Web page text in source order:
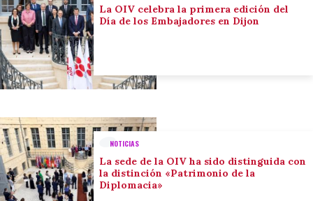
La OIV celebra la primera edición del
Día de los Embajadores en Dijon
NOTICIAS
La sede de la OIV ha sido distinguida con
la distinción «Patrimonio de la
Diplomacia»